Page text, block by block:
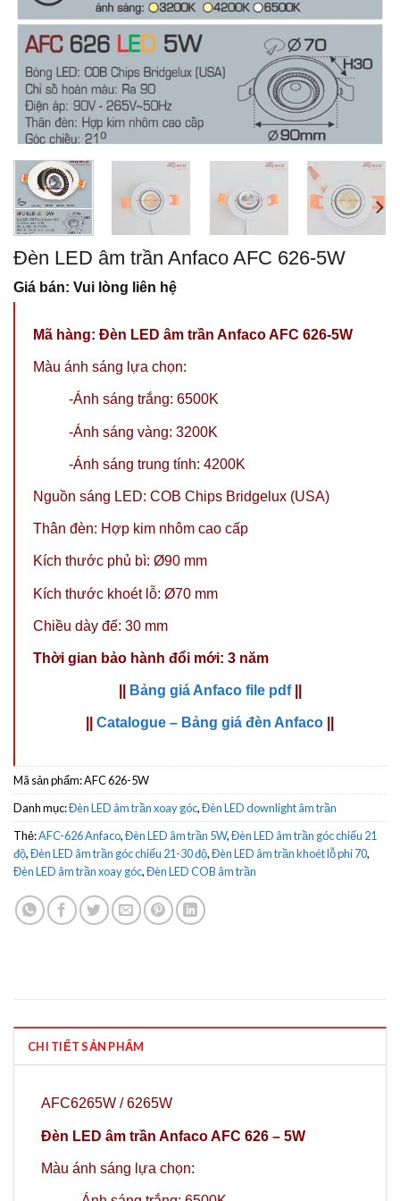
Đèn LED âm trần Anfaco AFC 626-5W
Giá bán: Vui lòng liên hệ
Mã hàng: Đèn LED âm trần Anfaco AFC 626-5W
Màu ánh sáng lựa chọn:
-Ánh sáng trắng: 6500K
-Ánh sáng vàng: 3200K
-Ánh sáng trung tính: 4200K
Nguồn sáng LED: COB Chips Bridgelux (USA)
Thân đèn: Hợp kim nhôm cao cấp
Kích thước phủ bì: Ø90 mm
Kích thước khoét lỗ: Ø70 mm
Chiều dày đế: 30 mm
Thời gian bảo hành đổi mới: 3 năm
Bảng giá Anfaco file pdf
Catalogue – Bảng giá đèn Anfaco
Mã sản phẩm:AFC 626-5W
Danh mục:Đèn LED âm trần xoay góc,Đèn LED downlight âm trần
Thẻ:AFC-626 Anfaco,Đèn LED âm trần 5W,Đèn LED âm trần góc chiếu 21
độ,Đèn LED âm trần góc chiếu 21-30 độ,Đèn LED âm trần khoét lỗ phi 70,
Đèn LED âm trần xoay góc,Đèn LED COB âm trần
CHI TIẾT SẢN PHẨM
AFC6265W / 6265W
Đèn LED âm trần Anfaco AFC 626 – 5W
Màu ánh sáng lựa chọn: